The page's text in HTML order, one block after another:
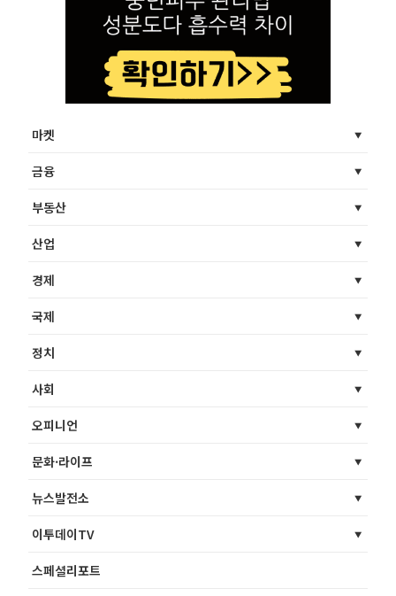
마켓
금융
부동산
산업
경제
국제
정치
사회
오피니언
문화·라이프
뉴스발전소
이투데이TV
스페셜리포트